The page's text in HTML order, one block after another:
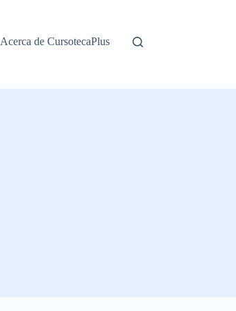
Acerca de CursotecaPlus